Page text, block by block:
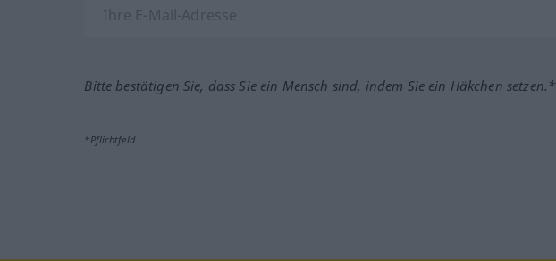
Bitte bestätigen Sie, dass Sie ein Mensch sind, indem Sie ein Häkchen setzen.*
*Pflichtfeld